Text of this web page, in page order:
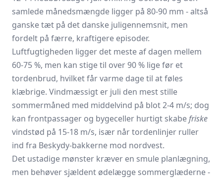
samlede månedsmængde ligger på 80-90 mm - altså
ganske tæt på det danske juligennemsnit, men
fordelt på færre, kraftigere episoder.
Luftfugtigheden ligger det meste af dagen mellem
60-75 %, men kan stige til over 90 % lige før et
tordenbrud, hvilket får varme dage til at føles
klæbrige. Vindmæssigt er juli den mest stille
sommermåned med middelvind på blot 2-4 m/s; dog
kan frontpassager og bygeceller hurtigt skabefriske
vindstød på 15-18 m/s, især når tordenlinjer ruller
ind fra Beskydy-bakkerne mod nordvest.
Det ustadige mønster kræver en smule planlægning,
men behøver sjældent ødelægge sommerglæderne -